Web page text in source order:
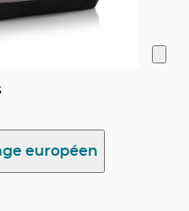
européen